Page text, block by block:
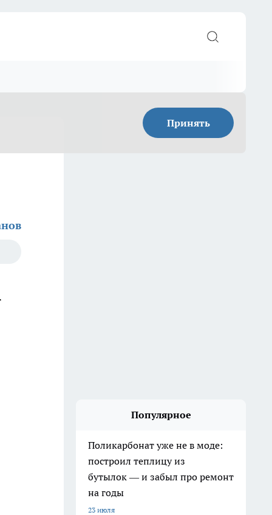
Принять
Популярное
Поликарбонат уже не в моде:
построил теплицу из
бутылок — и забыл про ремонт
на годы
23 июля